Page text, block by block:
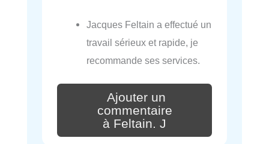
Jacques Feltain a effectué un
travail sérieux et rapide, je
recommande ses services.
Ajouter un
commentaire
à Feltain. J